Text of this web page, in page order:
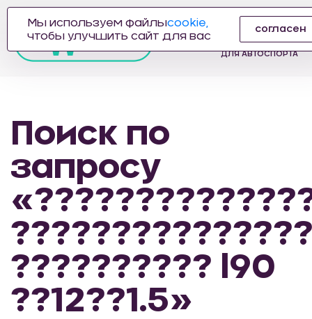
ПРОИЗВОДИТЕЛЬ
АВТОЗАПЧАСТЕЙ
ДЛЯ АВТОСПОРТА
Поиск по
запросу
?????????? l90
??12??1.5»
Мы используем файлыcookie,
чтобы улучшить сайт для вас
согласен